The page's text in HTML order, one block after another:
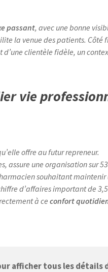
passant, avec une bonne
la venue des patients. Côté
d’une clientèle fidèle, un
vie
offre au futur repreneur.
assure une organisation sur
souhaitant maintenir
d’affaires important de
à ce confort
afficher tous les détails